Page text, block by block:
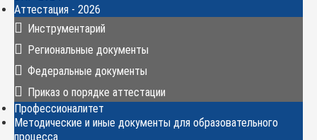
Аттестация - 2026
Инструментарий
Региональные документы
Федеральные документы
Приказ о порядке аттестации
Профессионалитет
Методические и иные документы для образовательного
процесса